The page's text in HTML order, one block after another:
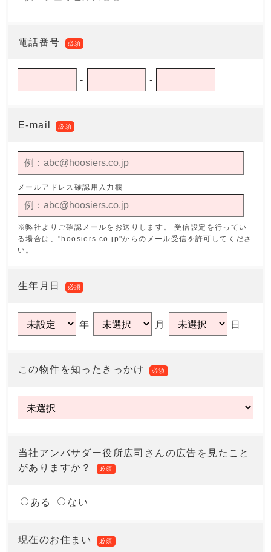
電話番号 必須
- -
E-mail 必須
メールアドレス確認用入力欄
※弊社よりご確認メールをお送りします。
受信設定を行ってい
る場合は、"hoosiers.co.jp"からのメール受信を許可してくださ
い。
生年月日 必須
年 月 日
この物件を知ったきっかけ 必須
当社アンバサダー役所広司さんの広告を見たこと
がありますか？
必須
ある ない
現在のお住まい 必須